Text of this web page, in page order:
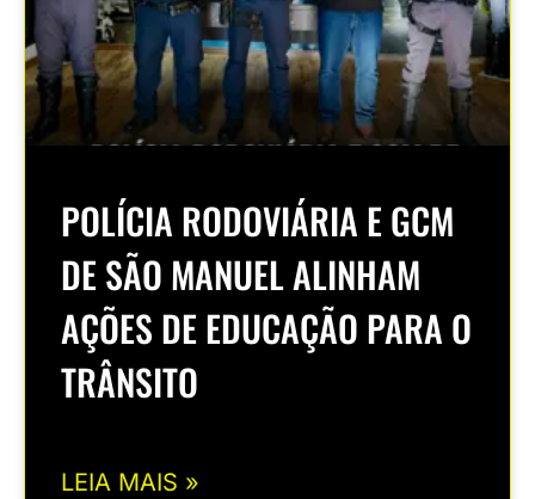
POLÍCIA RODOVIÁRIA E GCM
DE SÃO MANUEL ALINHAM
AÇÕES DE EDUCAÇÃO PARA O
TRÂNSITO
LEIA MAIS »